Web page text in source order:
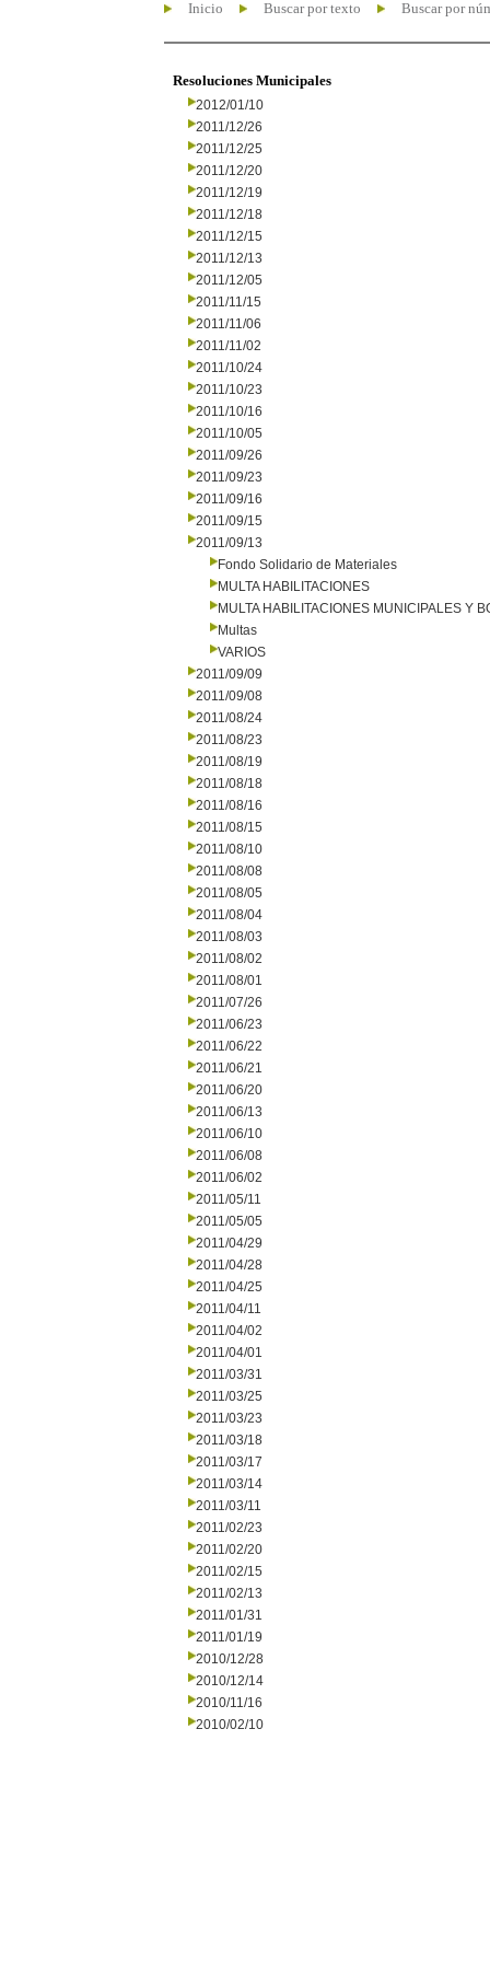
Inicio Buscar por texto Buscar por
Resoluciones Municipales
2012/01/10
2011/12/26
2011/12/25
2011/12/20
2011/12/19
2011/12/18
2011/12/15
2011/12/13
2011/12/05
2011/11/15
2011/11/06
2011/11/02
2011/10/24
2011/10/23
2011/10/16
2011/10/05
2011/09/26
2011/09/23
2011/09/16
2011/09/15
2011/09/13
Fondo Solidario de Materiales
MULTA HABILITACIONES
MULTA HABILITACIONES MUNICIPALES Y
Multas
VARIOS
2011/09/09
2011/09/08
2011/08/24
2011/08/23
2011/08/19
2011/08/18
2011/08/16
2011/08/15
2011/08/10
2011/08/08
2011/08/05
2011/08/04
2011/08/03
2011/08/02
2011/08/01
2011/07/26
2011/06/23
2011/06/22
2011/06/21
2011/06/20
2011/06/13
2011/06/10
2011/06/08
2011/06/02
2011/05/11
2011/05/05
2011/04/29
2011/04/28
2011/04/25
2011/04/11
2011/04/02
2011/04/01
2011/03/31
2011/03/25
2011/03/23
2011/03/18
2011/03/17
2011/03/14
2011/03/11
2011/02/23
2011/02/20
2011/02/15
2011/02/13
2011/01/31
2011/01/19
2010/12/28
2010/12/14
2010/11/16
2010/02/10